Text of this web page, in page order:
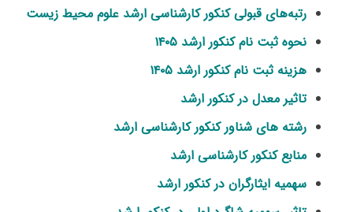
رتبه‌های قبولی کنکور کارشناسی ارشد علوم محیط زیست
نحوه ثبت نام کنکور ارشد ۱۴۰۵
هزینه ثبت نام کنکور ارشد ۱۴۰۵
تاثیر معدل در کنکور ارشد
رشته های شناور کنکور کارشناسی ارشد
منابع کنکور کارشناسی ارشد
سهمیه ایثارگران در کنکور ارشد